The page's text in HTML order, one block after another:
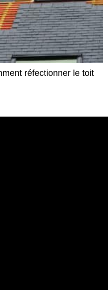
réfectionner le toit